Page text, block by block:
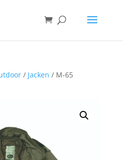
/ Jacken / M-65